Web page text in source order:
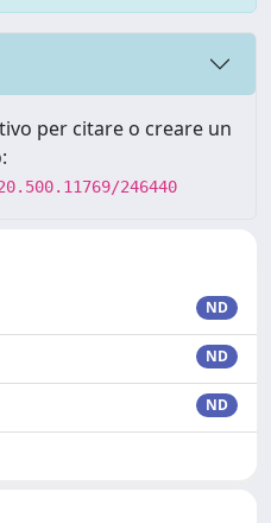
per citare o creare un
246440
ND
ND
ND